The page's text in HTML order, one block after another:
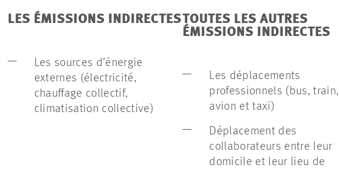
LES ÉMISSIONS INDIRECTES
Les sources d’énergie
externes (électricité,
chauffage collectif,
climatisation collective)
TOUTES LES AUTRES
ÉMISSIONS INDIRECTES
Les déplacements
professionnels (bus, train,
avion et taxi)
Déplacement des
collaborateurs entre leur
domicile et leur lieu de